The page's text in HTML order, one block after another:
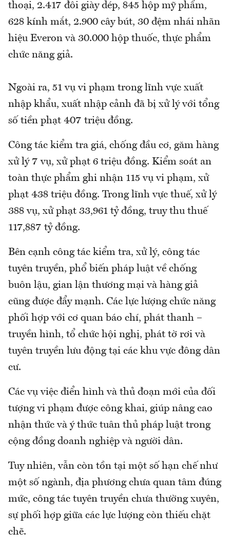
thoại, 2.417 đôi giày dép, 845 hộp mỹ phẩm,
628 kính mắt, 2.900 cây bút, 30 đệm nhái nhãn
hiệu Everon và 30.000 hộp thuốc, thực phẩm
chức năng giả.
Ngoài ra, 51 vụ vi phạm trong lĩnh vực xuất
nhập khẩu, xuất nhập cảnh đã bị xử lý với tổng
số tiền phạt 407 triệu đồng.
Công tác kiểm tra giá, chống đầu cơ, găm hàng
xử lý 7 vụ, xử phạt 6 triệu đồng. Kiểm soát an
toàn thực phẩm ghi nhận 115 vụ vi phạm, xử
phạt 438 triệu đồng. Trong lĩnh vực thuế, xử lý
388 vụ, xử phạt 33,961 tỷ đồng, truy thu thuế
117,887 tỷ đồng.
Bên cạnh công tác kiểm tra, xử lý, công tác
tuyên truyền, phổ biến pháp luật về chống
buôn lậu, gian lận thương mại và hàng giả
cũng được đẩy mạnh. Các lực lượng chức năng
phối hợp với cơ quan báo chí, phát thanh –
truyền hình, tổ chức hội nghị, phát tờ rơi và
tuyên truyền lưu động tại các khu vực đông dân
cư.
Các vụ việc điển hình và thủ đoạn mới của đối
tượng vi phạm được công khai, giúp nâng cao
nhận thức và ý thức tuân thủ pháp luật trong
cộng đồng doanh nghiệp và người dân.
Tuy nhiên, vẫn còn tồn tại một số hạn chế như
một số ngành, địa phương chưa quan tâm đúng
mức, công tác tuyên truyền chưa thường xuyên,
sự phối hợp giữa các lực lượng còn thiếu chặt
chẽ.